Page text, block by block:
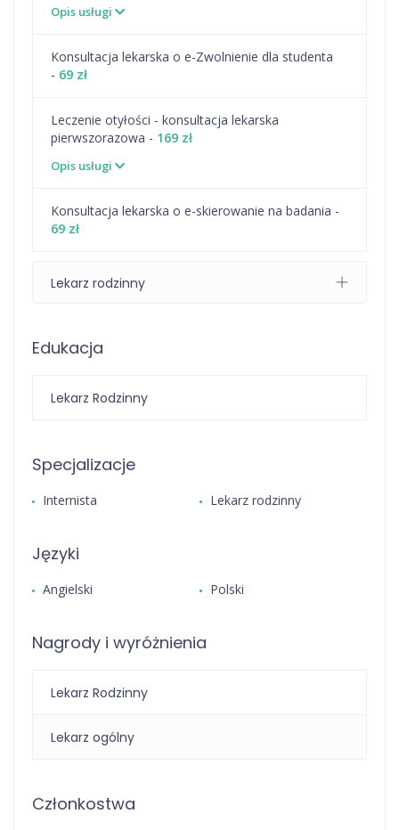
Opis usługi
Konsultacja lekarska o e-Zwolnienie dla studenta
- 69 zł
Leczenie otyłości - konsultacja lekarska
pierwszorazowa - 169 zł
Opis usługi
Konsultacja lekarska o e-skierowanie na badania -
69 zł
Lekarz rodzinny
Edukacja
Lekarz Rodzinny
Specjalizacje
Internista Lekarz rodzinny
Języki
Angielski Polski
Nagrody i wyróżnienia
Lekarz Rodzinny
Lekarz ogólny
Członkostwa